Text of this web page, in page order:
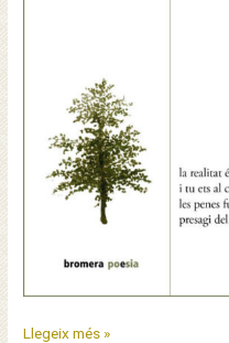
Les
Llegeix més »